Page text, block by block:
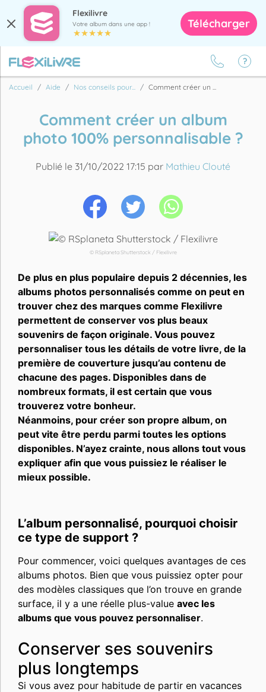
Flexilivre
Votre album dans une app ! Télécharger
Accueil Aide Nos conseils pour... Comment créer un ...
Comment créer un album
photo 100% personnalisable ?
Publié le 31/10/2022 17:15 par Mathieu Clouté
© RSplaneta Shutterstock / Flexilivre
De plus en plus populaire depuis 2 décennies, les
albums photos personnalisés comme on peut en
trouver chez des marques comme Flexilivre
permettent de conserver vos plus beaux
souvenirs de façon originale. Vous pouvez
personnaliser tous les détails de votre livre, de la
première de couverture jusqu’au contenu de
chacune des pages. Disponibles dans de
nombreux formats, il est certain que vous
trouverez votre bonheur.
Néanmoins, pour créer son propre album, on
peut vite être perdu parmi toutes les options
disponibles. N’ayez crainte, nous allons tout vous
expliquer afin que vous puissiez le réaliser le
mieux possible.
L’album personnalisé, pourquoi choisir
ce type de support ?
Pour commencer, voici quelques avantages de ces
albums photos. Bien que vous puissiez opter pour
des modèles classiques que l’on trouve en grande
surface, il y a une réelle plus-value avec les
albums que vous pouvez personnaliser.
Conserver ses souvenirs
plus longtemps
Si vous avez pour habitude de partir en vacances